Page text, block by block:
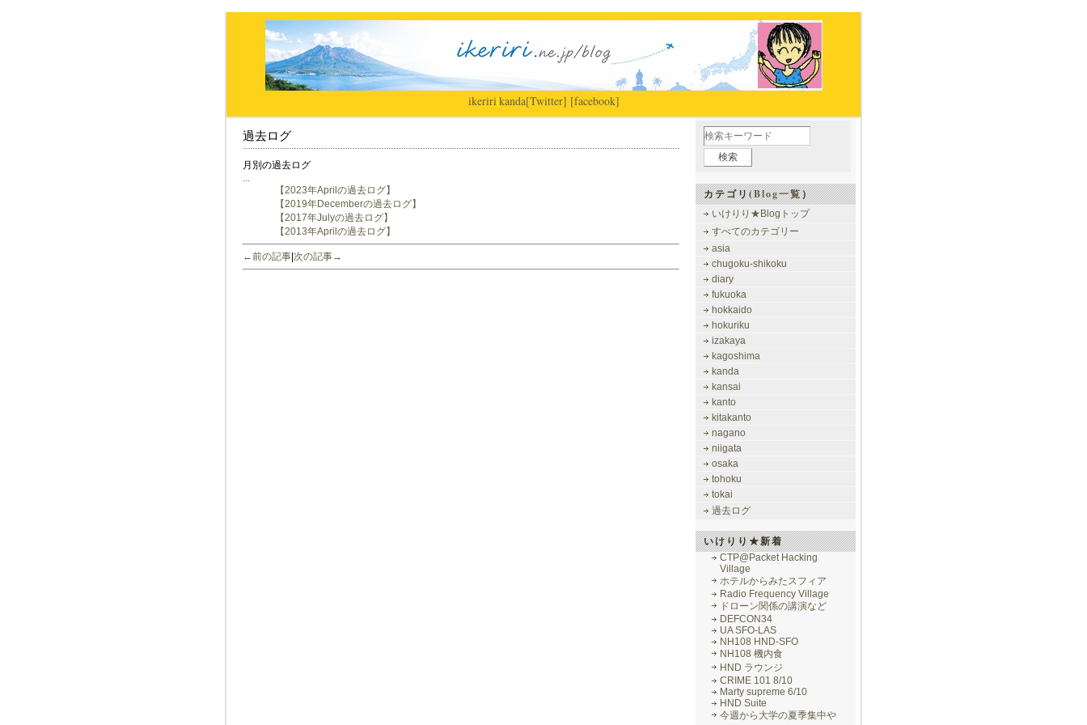
ikeriri|kanda[Twitter] [facebook]
過去ログ
月別の過去ログ
...
【2023年Aprilの過去ログ】
【2019年Decemberの過去ログ】
【2017年Julyの過去ログ】
【2013年Aprilの過去ログ】
←前の記事 次の記事→
カテゴリ(Blog一覧）
いけりり★Blogトップ
すべてのカテゴリー
asia
chugoku-shikoku
diary
fukuoka
hokkaido
hokuriku
izakaya
kagoshima
kanda
kansai
kanto
kitakanto
nagano
niigata
osaka
tohoku
tokai
過去ログ
いけりり★新着
CTP@Packet Hacking
Village
ホテルからみたスフィア
Radio Frequency Village
ドローン関係の講演など
DEFCON34
UA SFO-LAS
NH108 HND-SFO
NH108 機内食
HND ラウンジ
CRIME 101 8/10
Marty supreme 6/10
HND Suite
今週から大学の夏季集中や